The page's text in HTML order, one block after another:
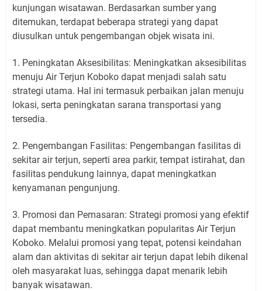
kunjungan wisatawan. Berdasarkan sumber yang
ditemukan, terdapat beberapa strategi yang dapat
diusulkan untuk pengembangan objek wisata ini.
1. Peningkatan Aksesibilitas: Meningkatkan aksesibilitas
menuju Air Terjun Koboko dapat menjadi salah satu
strategi utama. Hal ini termasuk perbaikan jalan menuju
lokasi, serta peningkatan sarana transportasi yang
tersedia.
2. Pengembangan Fasilitas: Pengembangan fasilitas di
sekitar air terjun, seperti area parkir, tempat istirahat, dan
fasilitas pendukung lainnya, dapat meningkatkan
kenyamanan pengunjung.
3. Promosi dan Pemasaran: Strategi promosi yang efektif
dapat membantu meningkatkan popularitas Air Terjun
Koboko. Melalui promosi yang tepat, potensi keindahan
alam dan aktivitas di sekitar air terjun dapat lebih dikenal
oleh masyarakat luas, sehingga dapat menarik lebih
banyak wisatawan.